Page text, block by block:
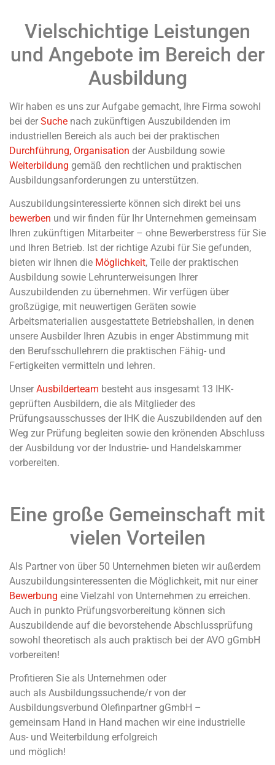
Vielschichtige Leistungen
und Angebote im Bereich der
Ausbildung
Wir haben es uns zur Aufgabe gemacht, Ihre Firma sowohl
bei der Suche nach zukünftigen Auszubildenden im
industriellen Bereich als auch bei der praktischen
Durchführung, Organisation der Ausbildung sowie
Weiterbildung gemäß den rechtlichen und praktischen
Ausbildungsanforderungen zu unterstützen.
Auszubildungsinteressierte können sich direkt bei uns
bewerben und wir finden für Ihr Unternehmen gemeinsam
Ihren zukünftigen Mitarbeiter – ohne Bewerberstress für Sie
und Ihren Betrieb. Ist der richtige Azubi für Sie gefunden,
bieten wir Ihnen die Möglichkeit, Teile der praktischen
Ausbildung sowie Lehrunterweisungen Ihrer
Auszubildenden zu übernehmen. Wir verfügen über
großzügige, mit neuwertigen Geräten sowie
Arbeitsmaterialien ausgestattete Betriebshallen, in denen
unsere Ausbilder Ihren Azubis in enger Abstimmung mit
den Berufsschullehrern die praktischen Fähig- und
Fertigkeiten vermitteln und lehren.
Unser Ausbilderteam besteht aus insgesamt 13 IHK-
geprüften Ausbildern, die als Mitglieder des
Prüfungsausschusses der IHK die Auszubildenden auf den
Weg zur Prüfung begleiten sowie den krönenden Abschluss
der Ausbildung vor der Industrie- und Handelskammer
vorbereiten.
Eine große Gemeinschaft mit
vielen Vorteilen
Als Partner von über 50 Unternehmen bieten wir außerdem
Auszubildungsinteressenten die Möglichkeit, mit nur einer
Bewerbung eine Vielzahl von Unternehmen zu erreichen.
Auch in punkto Prüfungsvorbereitung können sich
Auszubildende auf die bevorstehende Abschlussprüfung
sowohl theoretisch als auch praktisch bei der AVO gGmbH
vorbereiten!
Profitieren Sie als Unternehmen oder
auch als Ausbildungssuchende/r von der
Ausbildungsverbund Olefinpartner gGmbH –
gemeinsam Hand in Hand machen wir eine industrielle
Aus- und Weiterbildung erfolgreich
und möglich!